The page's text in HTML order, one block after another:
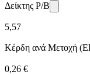
Δείκτης P/B
5,57
Κέρδη ανά Μετοχή
0,26 €